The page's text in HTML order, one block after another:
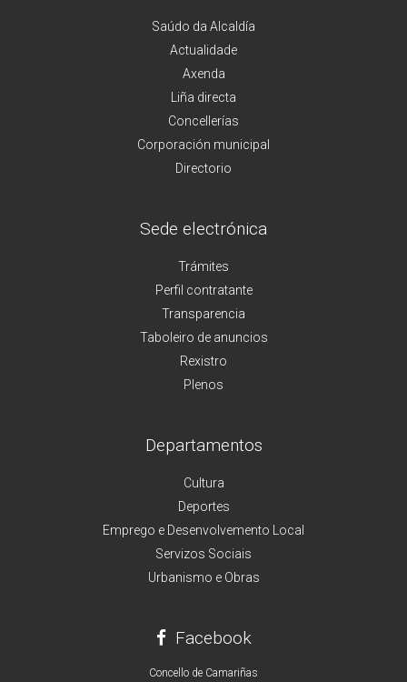
Saúdo da Alcaldía
Actualidade
Axenda
Liña directa
Concellerías
Corporación municipal
Directorio
Sede electrónica
Trámites
Perfil contratante
Transparencia
Taboleiro de anuncios
Rexistro
Plenos
Departamentos
Cultura
Deportes
Emprego e Desenvolvemento Local
Servizos Sociais
Urbanismo e Obras
Facebook
Concello de Camariñas